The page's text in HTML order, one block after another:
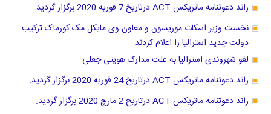
راند دعوتنامه ماتریکس ACT درتاریخ 7 فوریه 2020 برگزار گردید.
نخست وزیر اسکات موریسون و معاون وی مایکل مک کورماک ترکیب
دولت جدید استرالیا را اعلام کردند.
لغو شهروندی استرالیا به علت مدارک هویتی جعلی
راند دعوتنامه ماتریکس ACT درتاریخ 24 فوریه 2020 برگزار گردید.
راند دعوتنامه ماتریکس ACT درتاریخ 2 مارچ 2020 برگزار گردید.